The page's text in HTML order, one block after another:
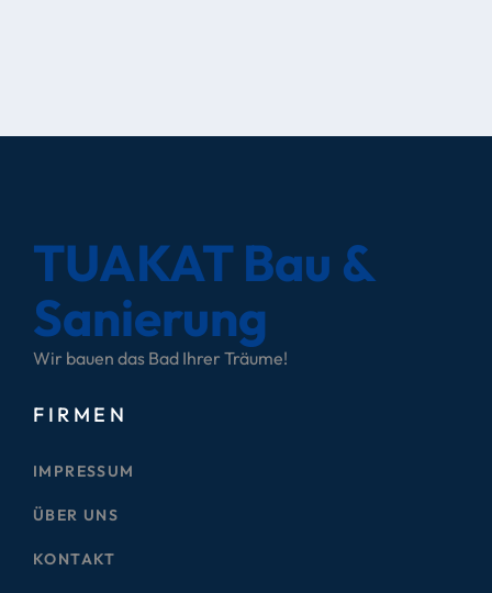
TUAKAT Bau &
Sanierung
Wir bauen das Bad Ihrer Träume!
FIRMEN
IMPRESSUM
ÜBER UNS
KONTAKT